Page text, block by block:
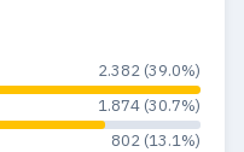
2.382 (39.0%)
1.874 (30.7%)
802 (13.1%)